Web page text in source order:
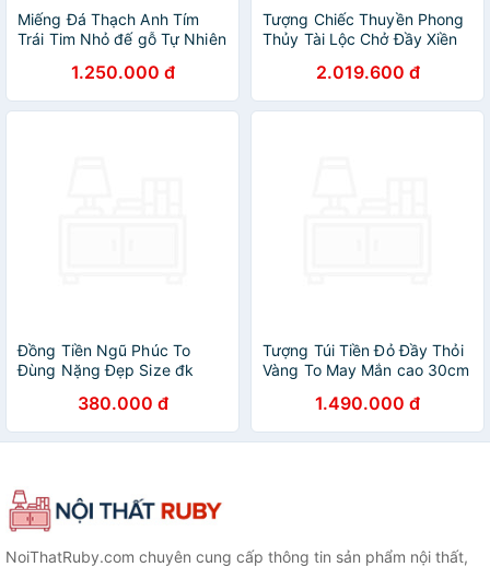
Miếng Đá Thạch Anh Tím
Trái Tim Nhỏ đế gỗ Tự Nhiên
Anh Chị Đặt Bàn Làm Việc
Bàn Thờ Thần Tài May Mắn
Thu Hút Tài Lộc ạ
1.250.000 đ
Tượng Chiếc Thuyền Phong
Thủy Tài Lộc Chở Đầy Xiền
Size Ngang 27cm x Cao
17cm x Sâu 13,5cm Thuyền
Serpentine Xanh Thỏi Xiền
2.019.600 đ
Đồng Tiền Ngũ Phúc To
Đùng Nặng Đẹp Size đk
may mắn Treo Xe hơi, Nhà,
Công Ty Bàn Thờ Thần Tài
Treo Đồng Tiền Ngũ Phúc To
Phúc Lâm Môn ạ
380.000 đ
Tượng Túi Tiền Đỏ Đầy Thỏi
Vàng To May Mắn cao 30cm
Hoả mệnh Thổ Món Quà
Biếu tặng thật sự ý nghĩa
dịp lễ tết, quà tặng tân gia,
1.490.000 đ
NoiThatRuby.com chuyên cung cấp thông tin sản phẩm nội thất,